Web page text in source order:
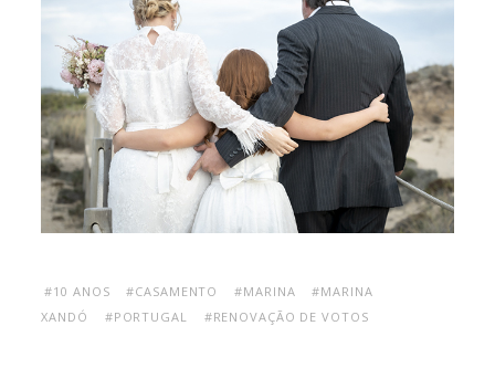
#10 ANOS #CASAMENTO #MARINA
#MARINA
XANDÓ
#PORTUGAL #RENOVAÇÃO DE VOTOS